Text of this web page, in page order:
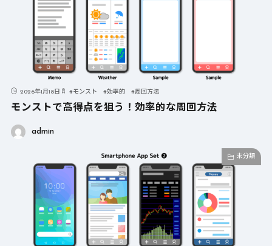
2026年1月18日 #モンスト #効率的 #周回方法
モンストで高得点を狙う！効率的な周回方法
admin
未分類